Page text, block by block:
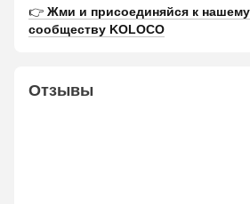
👉 Жми и присоединяйся к
сообществу KOLOCO
Отзывы